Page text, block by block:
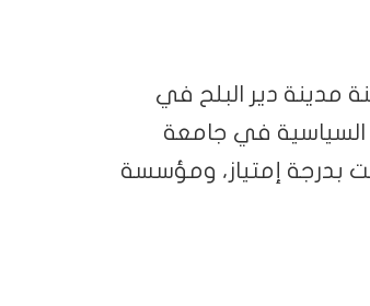
مدينة دير البلح في
السياسية في جامعة
بدرجة إمتياز، ومؤسسة